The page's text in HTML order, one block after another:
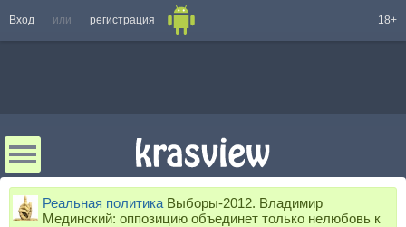
Вход или регистрация 18+
Реальная политика Выборы-2012. Владимир
Мединский: оппозицию объединет только нелюбовь к